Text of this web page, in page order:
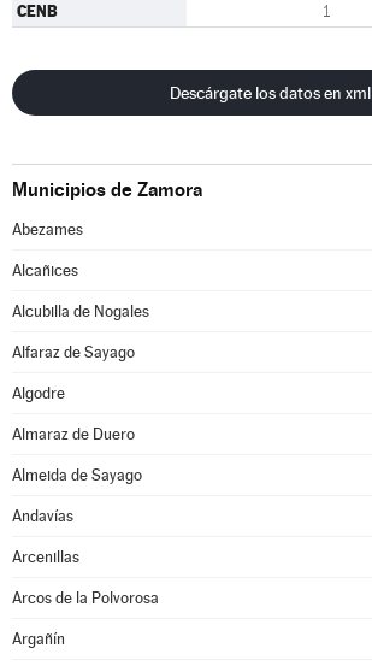
CENB 1
Descárgate los datos en xml
Municipios de Zamora
Abezames
Alcañices
Alcubilla de Nogales
Alfaraz de Sayago
Algodre
Almaraz de Duero
Almeida de Sayago
Andavías
Arcenillas
Arcos de la Polvorosa
Argañín